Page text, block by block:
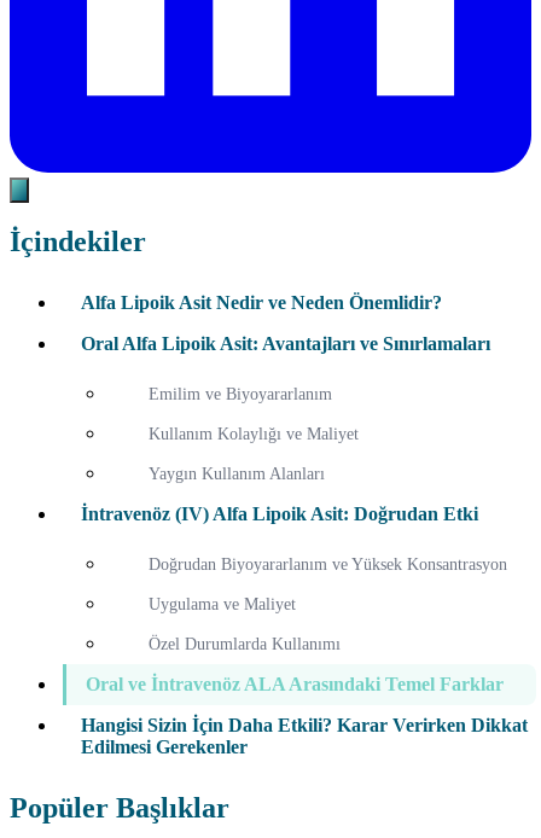
İçindekiler
Alfa Lipoik Asit Nedir ve Neden Önemlidir?
Oral Alfa Lipoik Asit: Avantajları ve Sınırlamaları
Emilim ve Biyoyararlanım
Kullanım Kolaylığı ve Maliyet
Yaygın Kullanım Alanları
İntravenöz (IV) Alfa Lipoik Asit: Doğrudan Etki
Doğrudan Biyoyararlanım ve Yüksek Konsantrasyon
Uygulama ve Maliyet
Özel Durumlarda Kullanımı
Oral ve İntravenöz ALA Arasındaki Temel Farklar
Hangisi Sizin İçin Daha Etkili? Karar Verirken Dikkat
Edilmesi Gerekenler
Popüler Başlıklar